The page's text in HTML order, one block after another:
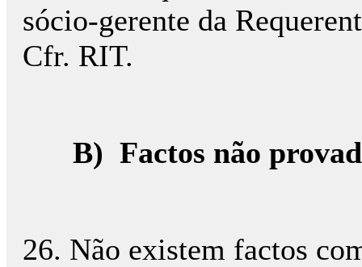
sócio-gerente da
Cfr. RIT.
B) Factos não
26. Não existem factos